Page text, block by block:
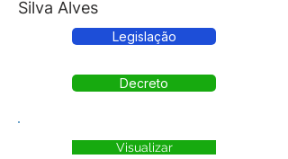
Silva Alves
Legislação
Decreto
Visualizar